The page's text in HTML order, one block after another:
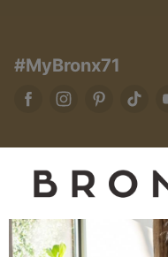
#MyBronx71
Zusatzinformation
Kundendienst